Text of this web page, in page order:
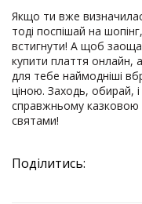
Якщо ти вже
тоді поспішай на
встигнути! А щоб
купити плаття онлайн,
для тебе наймодніші
ціною. Заходь, обирай,
справжньому казковою
святами!
Поділитись: